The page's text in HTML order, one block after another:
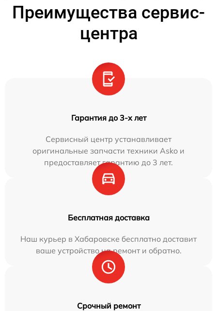
Преимущества сервис-
центра
Гарантия до 3-х лет
Сервисный центр устанавливает
оригинальные запчасти техники Asko и
предоставляет гарантию до 3 лет.
Бесплатная доставка
Наш курьер в Хабаровске бесплатно доставит
ваше устройство на ремонт и обратно.
Срочный ремонт